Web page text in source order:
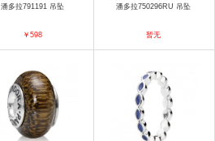
潘多拉791191 吊坠
￥598
潘多拉750296RU 吊坠
暂无